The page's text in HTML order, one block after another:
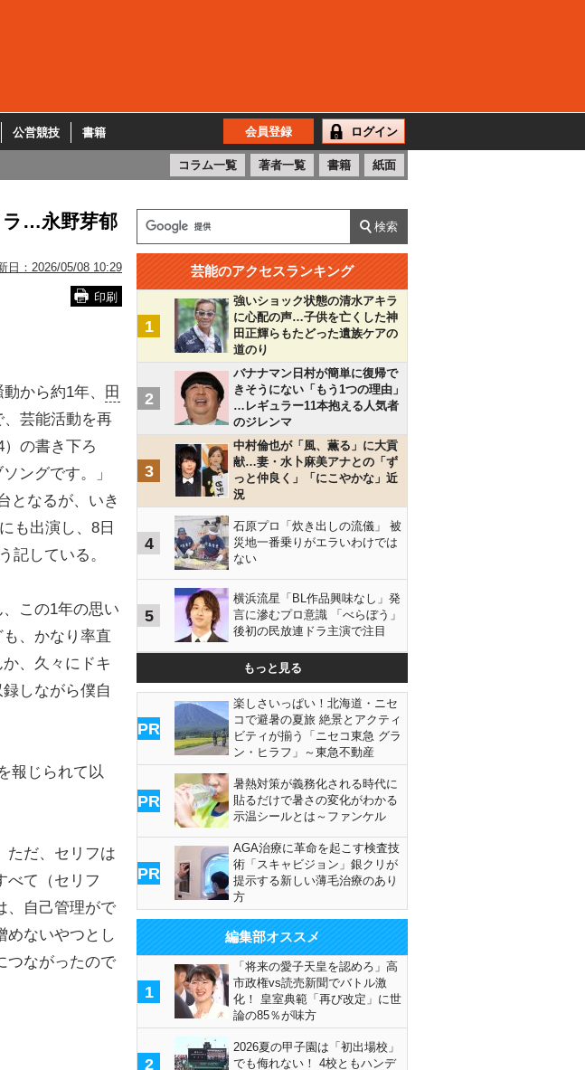
公営競技 書籍 会員登録 ログイン
コラム一覧 著者一覧 書籍 紙面
ラ…永野芽郁
日： 2026/05/08 10:29
印刷
動から約1年、
田
、芸能活動を再
）の書き下ろ
ングです。」
となるが、いき
も出演し、8日
記している。
、この1年の思い
、かなり率直
、久々にドキ
しながら僕自
報じられて以
ただ、セリフは
べて（セリフ
、自己管理がで
めないやつとし
つながったので
芸能のアクセスランキング
1
強いショック状態の清水アキラ
に心配の声…子供を亡くした神
田正輝らもたどった遺族ケアの
道のり
2
バナナマン日村が簡単に復帰で
きそうにない「もう1つの理由」
…レギュラー11本抱える人気者
のジレンマ
3
中村倫也が「風、薫る」に大貢
献…妻・水卜麻美アナとの「ず
っと仲良く」「にこやかな」近
況
4
石原プロ「炊き出しの流儀」 被
災地一番乗りがエラいわけでは
ない
5
横浜流星「BL作品興味なし」発
言に滲むプロ意識 「べらぼう」
後初の民放連ドラ主演で注目
もっと見る
PR
楽しさいっぱい！北海道・ニセ
コで避暑の夏旅 絶景とアクティ
ビティが揃う「ニセコ東急 グラ
ン・ヒラフ」～東急不動産
PR
暑熱対策が義務化される時代に
貼るだけで暑さの変化がわかる
示温シールとは～ファンケル
PR
AGA治療に革命を起こす検査技
術「スキャビジョン」銀クリが
提示する新しい薄毛治療のあり
方
編集部オススメ
1
「将来の愛子天皇を認めろ」高
市政権vs読売新聞でバトル激
化！ 皇室典範「再び改定」に世
論の85％が味方
2
2026夏の甲子園は「初出場校」
でも侮れない！ 4校ともハンデ